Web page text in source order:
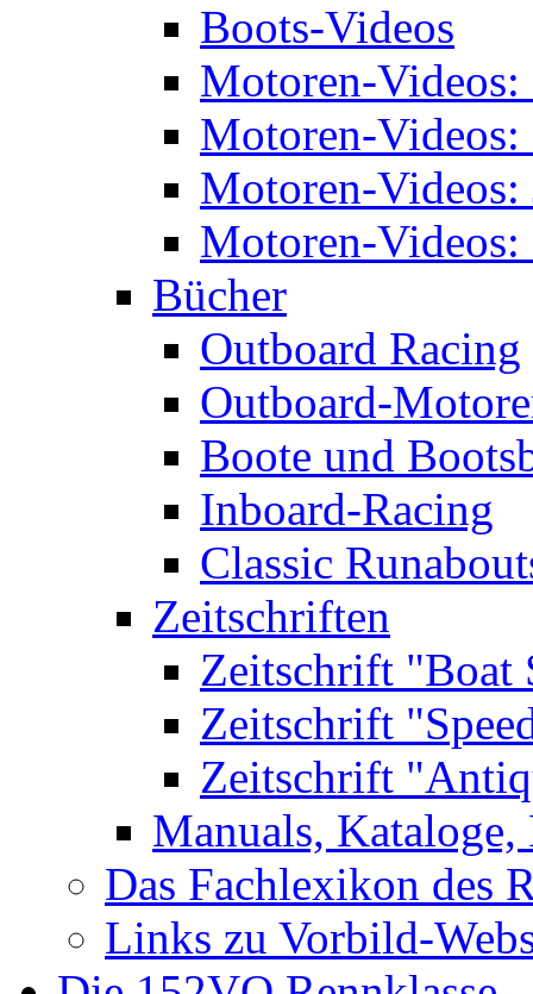
Boots-Videos
Motoren-
Motoren-
Motoren-Videos:
Motoren-Videos:
Bücher
Outboard Racing
Outboard-
Boote und
Inboard-Racing
Classic
Zeitschriften
Zeitschrift "Boat
Zeitschrift
Zeitschrift
Manuals, Kataloge,
Das Fachlexikon des
Links zu Vorbild-